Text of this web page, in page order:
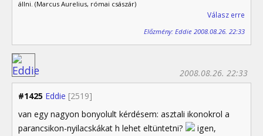
állni. (Marcus Aurelius, római császár)
Válasz erre
Előzmény: Eddie 2008.08.26. 22:33
#1425 Eddie [2519]
2008.08.26. 22:33
van egy nagyon bonyolult kérdésem: asztali ikonokrol a
parancsikon-nyilacskákat h lehet eltüntetni?
igen,